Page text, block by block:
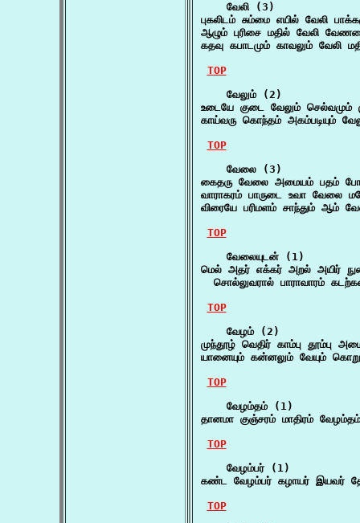
    வேலி (3)
புகலிடம் சும்மை எயில் வேலி
ஆழும் புரிசை மதில் வேலி
கதவு கபாடமும் காவலும்
TOP
    வேலும் (2)
உடையே குடை வேலும்
காய்வரு கொந்தம் அகம்படியும்
TOP
    வேலை (3)
கைதரு வேலை அமையம் பதம்
வாராகரம் பாருடை உவா வேலை
விரையே பரிமளம் சாந்தும் ஆம்
TOP
    வேலையுடன் (1)
மெல் அதர் எக்கர் அறல் அயிர்
சொல்லுவரால் பாராவாரம்
TOP
    வேழம் (2)
முந்தூழ் வெதிர் காம்பு தூம்பு
யானையும் கன்னலும் வேயும்
TOP
    வேழம்தம் (1)
தானமா குஞ்சரம் மாதிரம்
TOP
    வேழம்பர் (1)
கண்ட வேழம்பர் கழாயர் இயவர்
TOP